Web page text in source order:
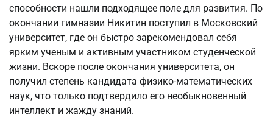
способности нашли подходящее поле для развития. По
окончании гимназии Никитин поступил в Московский
университет, где он быстро зарекомендовал себя
ярким ученым и активным участником студенческой
жизни. Вскоре после окончания университета, он
получил степень кандидата физико-математических
наук, что только подтвердило его необыкновенный
интеллект и жажду знаний.